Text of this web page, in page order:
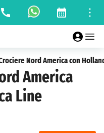
Nord America con
America
Line